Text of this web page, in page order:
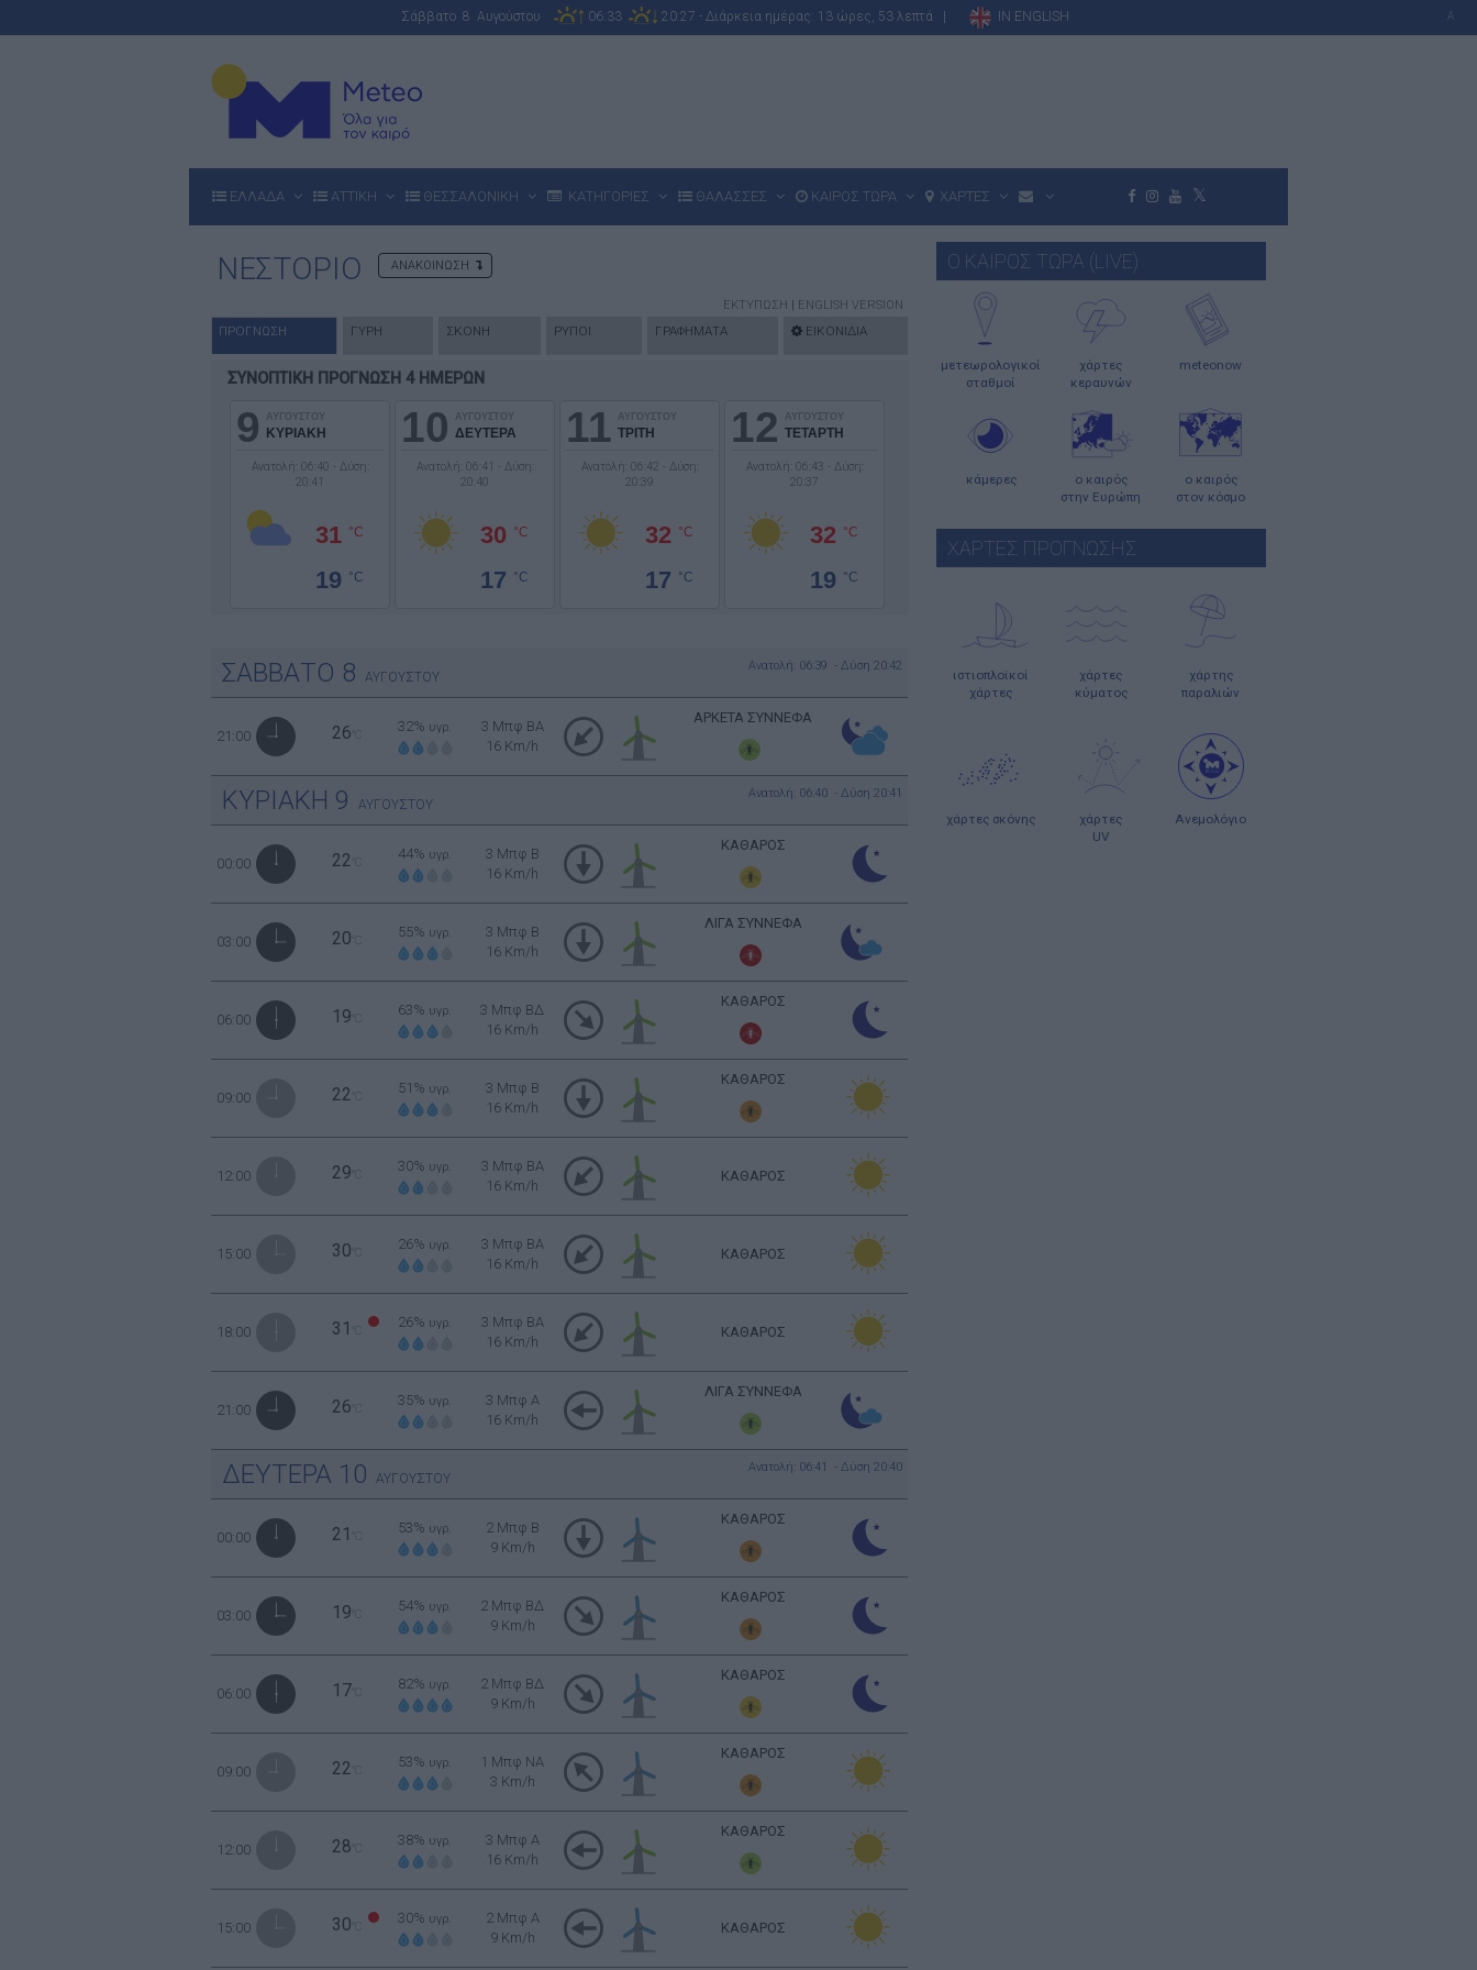
Σάββατο 8 Αυγούστου 06:33 20:27 - Διάρκεια ημέρας: 13 ώρες, 53 λεπτά | IN ENGLISH A
ΕΛΛΑΔΑ ΑΤΤΙΚΗ ΘΕΣΣΑΛΟΝΙΚΗ ΚΑΤΗΓΟΡΙΕΣ ΘΑΛΑΣΣΕΣ ΚΑΙΡΟΣ ΤΩΡΑ ΧΑΡΤΕΣ
ΝΕΣΤΟΡΙΟ ΑΝΑΚΟΙΝΩΣΗ
ΕΚΤΥΠΩΣΗ | ENGLISH VERSION
ΠΡΟΓΝΩΣΗ ΓΥΡΗ ΣΚΟΝΗ ΡΥΠΟΙ ΓΡΑΦΗΜΑΤΑ ΕΙΚΟΝΙΔΙΑ
ΣΥΝΟΠΤΙΚΗ ΠΡΟΓΝΩΣΗ 4 ΗΜΕΡΩΝ
9 ΑΥΓΟΥΣΤΟΥ
ΚΥΡΙΑΚΗ
Ανατολή: 06:40 - Δύση:
20:41
31 °C
19 °C
10 ΑΥΓΟΥΣΤΟΥ
ΔΕΥΤΕΡΑ
Ανατολή: 06:41 - Δύση:
20:40
30 °C
17 °C
11 ΑΥΓΟΥΣΤΟΥ
ΤΡΙΤΗ
Ανατολή: 06:42 - Δύση:
20:39
32 °C
17 °C
12 ΑΥΓΟΥΣΤΟΥ
ΤΕΤΑΡΤΗ
Ανατολή: 06:43 - Δύση:
20:37
32 °C
19 °C
ΣΑΒΒΑΤΟ 8 ΑΥΓΟΥΣΤΟΥ
Ανατολή: 06:39 - Δύση 20:42
21:00 26 32% υγρ.
3 Μπφ BA
16 Km/h
ΑΡΚΕΤΑ ΣΥΝΝΕΦΑ
ΚΥΡΙΑΚΗ 9 ΑΥΓΟΥΣΤΟΥ
Ανατολή: 06:40 - Δύση 20:41
00:00 22 44% υγρ.
3 Μπφ B
16 Km/h
ΚΑΘΑΡΟΣ
03:00 20 55% υγρ.
3 Μπφ B
16 Km/h
ΛΙΓΑ ΣΥΝΝΕΦΑ
06:00 19 63% υγρ.
3 Μπφ ΒΔ
16 Km/h
ΚΑΘΑΡΟΣ
09:00 22 51% υγρ.
3 Μπφ B
16 Km/h
ΚΑΘΑΡΟΣ
12:00 29 30% υγρ.
3 Μπφ BA
16 Km/h
ΚΑΘΑΡΟΣ
15:00 30 26% υγρ.
3 Μπφ BA
16 Km/h
ΚΑΘΑΡΟΣ
18:00 31 26% υγρ.
3 Μπφ BA
16 Km/h
ΚΑΘΑΡΟΣ
21:00 26 35% υγρ.
3 Μπφ Α
16 Km/h
ΛΙΓΑ ΣΥΝΝΕΦΑ
ΔΕΥΤΕΡΑ 10 ΑΥΓΟΥΣΤΟΥ
Ανατολή: 06:41 - Δύση 20:40
00:00 21 53% υγρ.
2 Μπφ B
9 Km/h
ΚΑΘΑΡΟΣ
03:00 19 54% υγρ.
2 Μπφ ΒΔ
9 Km/h
ΚΑΘΑΡΟΣ
06:00 17 82% υγρ.
2 Μπφ ΒΔ
9 Km/h
ΚΑΘΑΡΟΣ
09:00 22 53% υγρ.
1 Μπφ NA
3 Km/h
ΚΑΘΑΡΟΣ
12:00 28 38% υγρ.
3 Μπφ Α
16 Km/h
ΚΑΘΑΡΟΣ
15:00 30 30% υγρ.
2 Μπφ Α
9 Km/h
ΚΑΘΑΡΟΣ
Ο ΚΑΙΡΟΣ ΤΩΡΑ (LIVE)
μετεωρολογικοί
σταθμοί
χάρτες
κεραυνών
meteonow
κάμερες
ο καιρός
στην Ευρώπη
ο καιρός
στον κόσμο
ΧΑΡΤΕΣ ΠΡΟΓΝΩΣΗΣ
ιστιοπλοϊκοί
χάρτες
χάρτες
κύματος
χάρτης
παραλιών
χάρτες σκόνης
χάρτες
UV
Ανεμολόγιο